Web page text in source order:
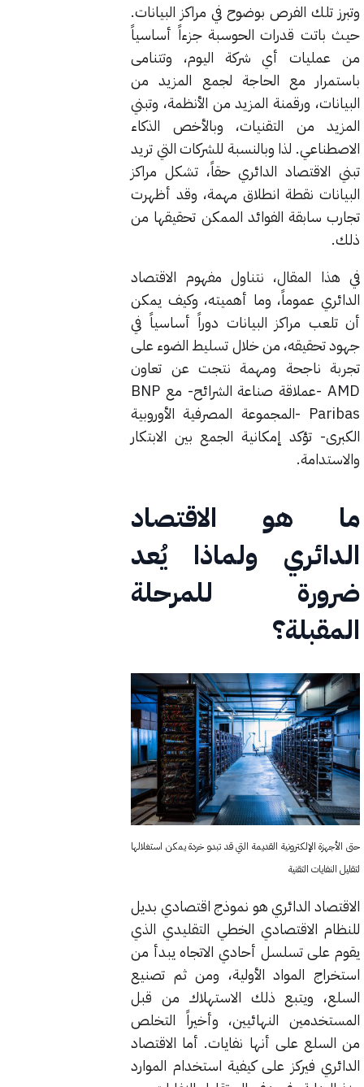
وتبرز تلك الفرص بوضوح في مراكز البيانات.
حيث باتت قدرات الحوسبة جزءاً أساسياً
من عمليات أي شركة اليوم، وتتنامى
باستمرار مع الحاجة لجمع المزيد من
البيانات، ورقمنة المزيد من الأنظمة، وتبني
المزيد من التقنيات، وبالأخص الذكاء
الاصطناعي. لذا وبالنسبة للشركات التي تريد
تبني الاقتصاد الدائري حقاً، تشكل مراكز
البيانات نقطة انطلاق مهمة، وقد أظهرت
تجارب سابقة الفوائد الممكن تحقيقها من
ذلك.
في هذا المقال، نتناول مفهوم الاقتصاد
الدائري عموماً، وما أهميته، وكيف يمكن
أن تلعب مراكز البيانات دوراً أساسياً في
جهود تحقيقه، من خلال تسليط الضوء على
تجربة ناجحة ومهمة نتجت عن تعاون
AMD -عملاقة صناعة الشرائح- مع BNP
Paribas -المجموعة المصرفية الأوروبية
الكبرى- تؤكد إمكانية الجمع بين الابتكار
والاستدامة.
ما هو الاقتصاد
الدائري ولماذا يُعد
ضرورة للمرحلة
المقبلة؟
حتى الأجهزة الإلكترونية القديمة التي قد تبدو خردة يمكن استغلالها
لتقليل النفايات التقنية
الاقتصاد الدائري هو نموذج اقتصادي بديل
للنظام الاقتصادي الخطي التقليدي الذي
يقوم على تسلسل أحادي الاتجاه يبدأ من
استخراج المواد الأولية، ومن ثم تصنيع
السلع، ويتبع ذلك الاستهلاك من قبل
المستخدمين النهائيين، وأخيراً التخلص
من السلع على أنها نفايات. أما الاقتصاد
الدائري فيركز على كيفية استخدام الموارد